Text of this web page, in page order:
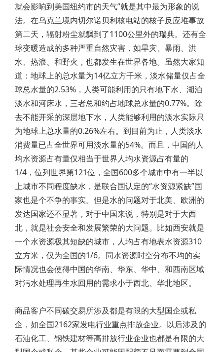
就会影响到美国纽约市的天气”就是其中最为形象的说
法。在乌克兰境内切尔诺贝利核电站的核子反应堆事故
第二天，辐射粉尘就飘到了1100公里外的瑞典。还有全
球变暖造成的多种严重自然灾害，如旱灾、暴雨、洪
水、热浪、和野火，也都发生在世界各地。虽然大家知
道：地球上的总水量为14亿立方千米，淡水储量仅占全
球总水量的2.53%，人类可能利用的只有地下水、湖泊
淡水和河床水，三者总和约占地球总水量的0.77%。除
去不能开采的深层地下水，人类能够利用的淡水实际只
为地球上总水量的0.26%左右。到目前为止，人类淡水
消费量已占全世界可用淡水量的54%。而且，中国的人
均水资源占有量仅相当于世界人均水资源占有量的
1/4，位列世界第121位，全国600多个城市中有一半以
上城市不同程度缺水，是联合国认定的“水资源紧缺”国
家也是个不争的事实。但是水的问题对于北美、欧洲的
发达国家还不显著，对于中国来说，特别是对于大西
北，就是社会安全和发展繁荣的大问题。比如西安就是
一个水资源极其短缺的城市，人均占有地表水资源310
立方米，仅为全国的1/6。同水资源时空分布不均的实
际情况也会使得中国的华南、华东、华中、和西南区域
对污水处理再生水回用的需求小于西北、华北地区。
商品客户不同碳交易所涉及都是有限的大型国企或私
企，如全国2162家发电行业重点排放企业。以后涉及的
石油化工、钢铁建材等高排放行业企业也都是有限的大